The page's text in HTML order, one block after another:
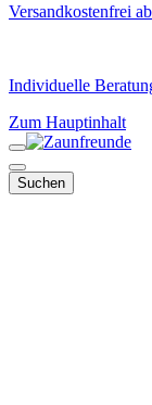
Versandkostenfrei
Individuelle
Zum Hauptinhalt
Suchen